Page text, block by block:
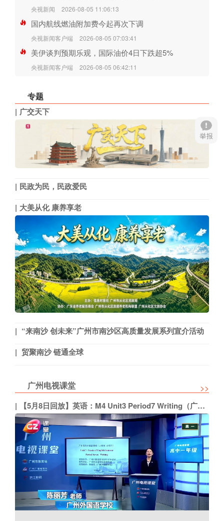
央视新闻 2026-08-05 11:06:13
国内航线燃油附加费今起再次下调
央视新闻客户端 2026-08-05 07:03:41
美伊谈判预期乐观，国际油价4日下跌超5%
央视新闻客户端 2026-08-05 06:42:11
专题
广交天下
民政为民，民政爱民
大美从化 康养享老
“来南沙 创未来”广州市南沙区高质量发展系列宣介活动
贸聚南沙 链通全球
广州电视课堂 >>
【5月8日回放】英语：M4 Unit3 Period7 Writing（广州外国语学校 陈丽芳）